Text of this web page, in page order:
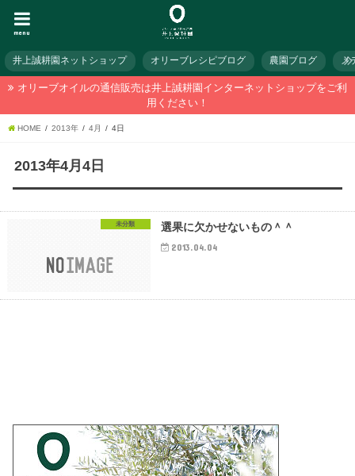
menu
井上誠耕園ネットショップ オリーブレシピブログ 農園ブログ メ
オリーブオイルの通信販売は井上誠耕園インターネットショップをご利
用ください！
HOME 2013年 4月 4日
2013年4月4日
未分類 選果に欠かせないもの＾＾
2013.04.04